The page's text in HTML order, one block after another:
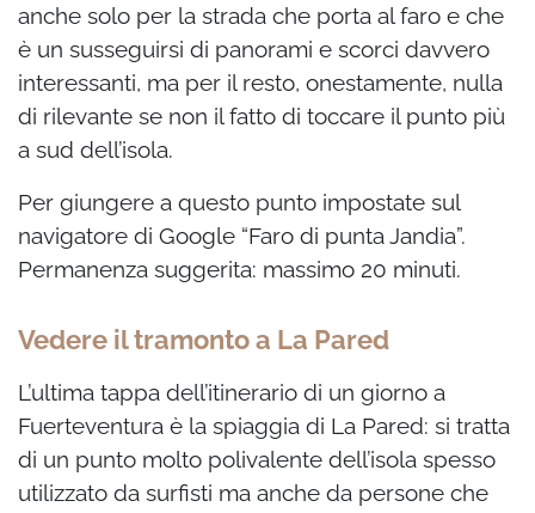
anche solo per la strada che porta al faro e che
è un susseguirsi di panorami e scorci davvero
interessanti, ma per il resto, onestamente, nulla
di rilevante se non il fatto di toccare il punto più
a sud dell’isola.
Per giungere a questo punto impostate sul
navigatore di Google “Faro di punta Jandia”.
Permanenza suggerita: massimo 20 minuti.
Vedere il tramonto a La Pared
L’ultima tappa dell’itinerario di un giorno a
Fuerteventura è la spiaggia di La Pared: si tratta
di un punto molto polivalente dell’isola spesso
utilizzato da surfisti ma anche da persone che